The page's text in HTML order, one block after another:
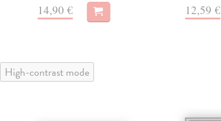
14,90 € 12,59 €
High-contrast mode